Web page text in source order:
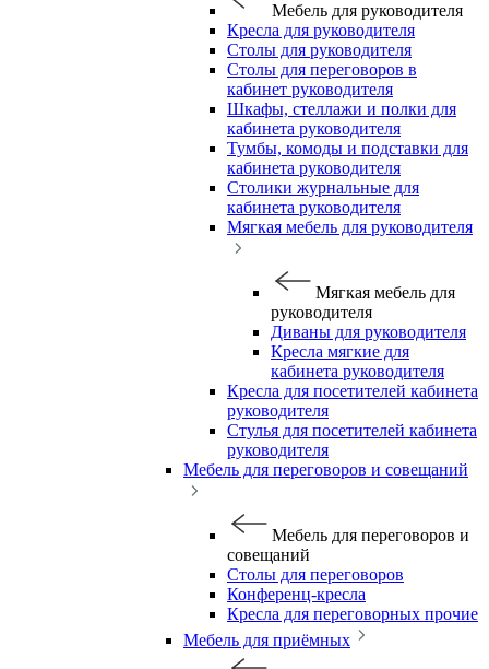
Мебель для руководителя
Кресла для руководителя
Столы для руководителя
Столы для переговоров в
кабинет руководителя
Шкафы, стеллажи и полки для
кабинета руководителя
Тумбы, комоды и подставки для
кабинета руководителя
Столики журнальные для
кабинета руководителя
Мягкая мебель для руководителя
Мягкая мебель для
руководителя
Диваны для руководителя
Кресла мягкие для
кабинета руководителя
Кресла для посетителей кабинета
руководителя
Стулья для посетителей кабинета
руководителя
Мебель для переговоров и совещаний
Мебель для переговоров и
совещаний
Столы для переговоров
Конференц-кресла
Кресла для переговорных прочие
Мебель для приёмных